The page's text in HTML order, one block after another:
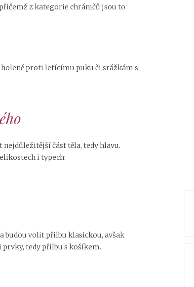
z kategorie chráničů jsou to:
proti letícímu puku či srážkám s
nejdůležitější část těla, tedy hlavu.
i typech:
budou volit přilbu klasickou, avšak
tedy přilbu s košíkem.